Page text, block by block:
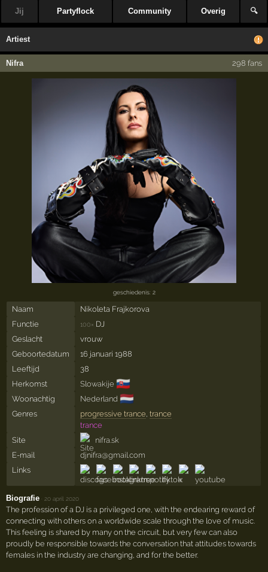
Jij Partyflock Community Overig 🔍
Artiest
Nifra 298 fans
geschiedenis: 2
Naam
Nikoleta Frajkorova
Functie
100× DJ
Geslacht
vrouw
Geboortedatum
16 januari 1988
Leeftijd
38
Herkomst
Slowakije 🇸🇰
Woonachtig Nederland 🇳🇱
Genres progressive trance, trance
trance
Site
nifra.sk
E-mail
djnifra@gmail.com
Links
Biografie ·20 april 2020
The profession of a DJ is a privileged one, with the endearing reward of
connecting with others on a worldwide scale through the love of music.
This feeling is shared by many on the circuit, but very few can also
proudly be responsible towards the conversation that attitudes towards
females in the industry are changing, and for the better.